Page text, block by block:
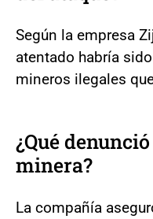
Según la empresa
atentado habría
mineros ilegales
¿Qué
minera?
La compañía